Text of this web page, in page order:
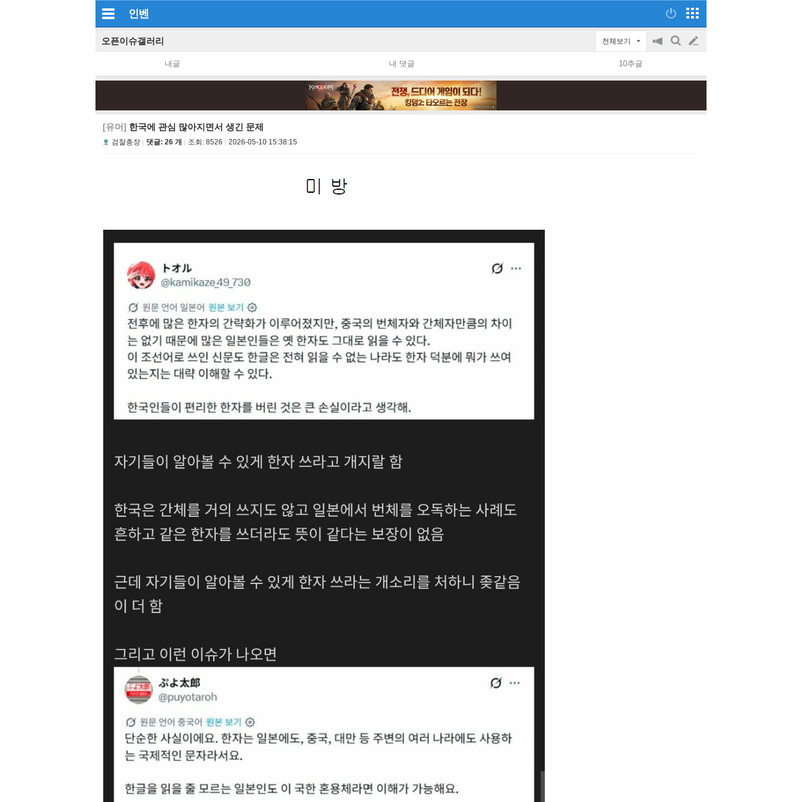
인벤
오픈이슈갤러리 전체보기
공
on/off
검
글
쓰
내글 내 댓글 10추글
[유머] 한국에 관심 많아지면서 생긴 문제
검찰총장 댓글: 26 개 조회: 8526 2026-05-10 15:38:15